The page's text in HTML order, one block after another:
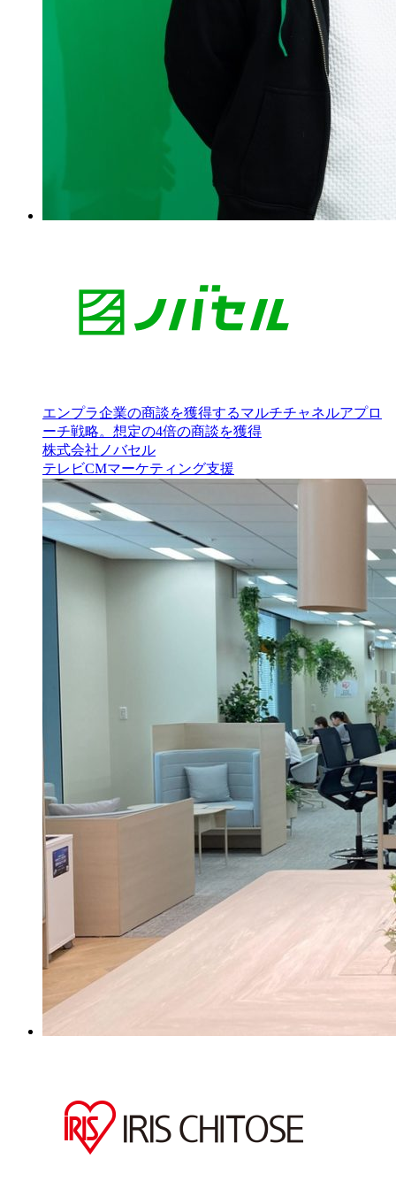
エンプラ企業の商談を獲得するマルチチャネルアプロ
ーチ戦略。想定の4倍の商談を獲得
株式会社ノバセル
テレビCMマーケティング支援